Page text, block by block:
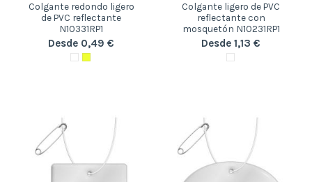
Colgante redondo ligero
de PVC reflectante
N10331RP1
Desde 0,49 €
Colgante ligero de PVC
reflectante con
mosquetón N10231RP1
Desde 1,13 €